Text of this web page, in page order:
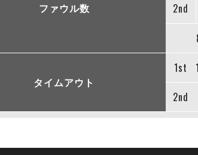
ファウル数 2nd
タイムアウト
1st
2nd